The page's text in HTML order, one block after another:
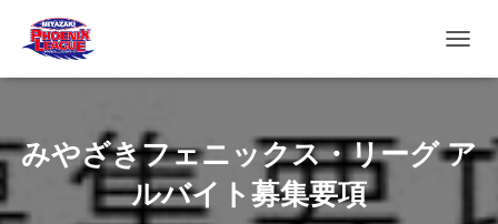
みやざきフェニックス・リーグ ア
ルバイト募集要項